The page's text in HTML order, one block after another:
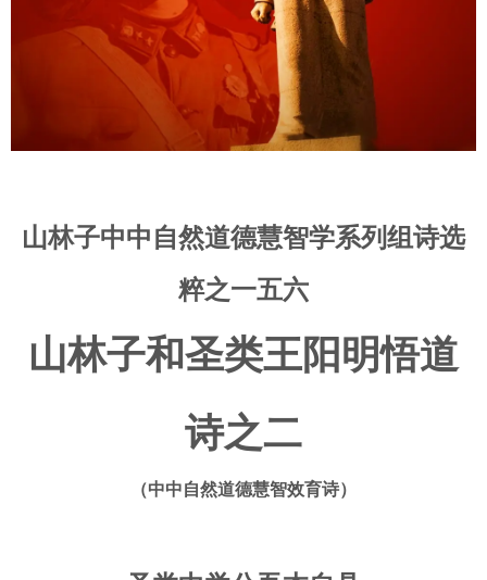
山林子中中自然道德慧智学系列组诗选
粹之一五六
山林子和圣类王阳明悟道
诗之二
（中中自然道德慧智效育诗）